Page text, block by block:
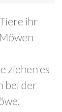
ihr
ziehen es
bei der